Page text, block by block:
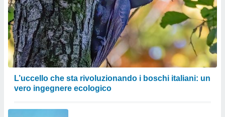
L’uccello che sta rivoluzionando i boschi italiani: un
vero ingegnere ecologico